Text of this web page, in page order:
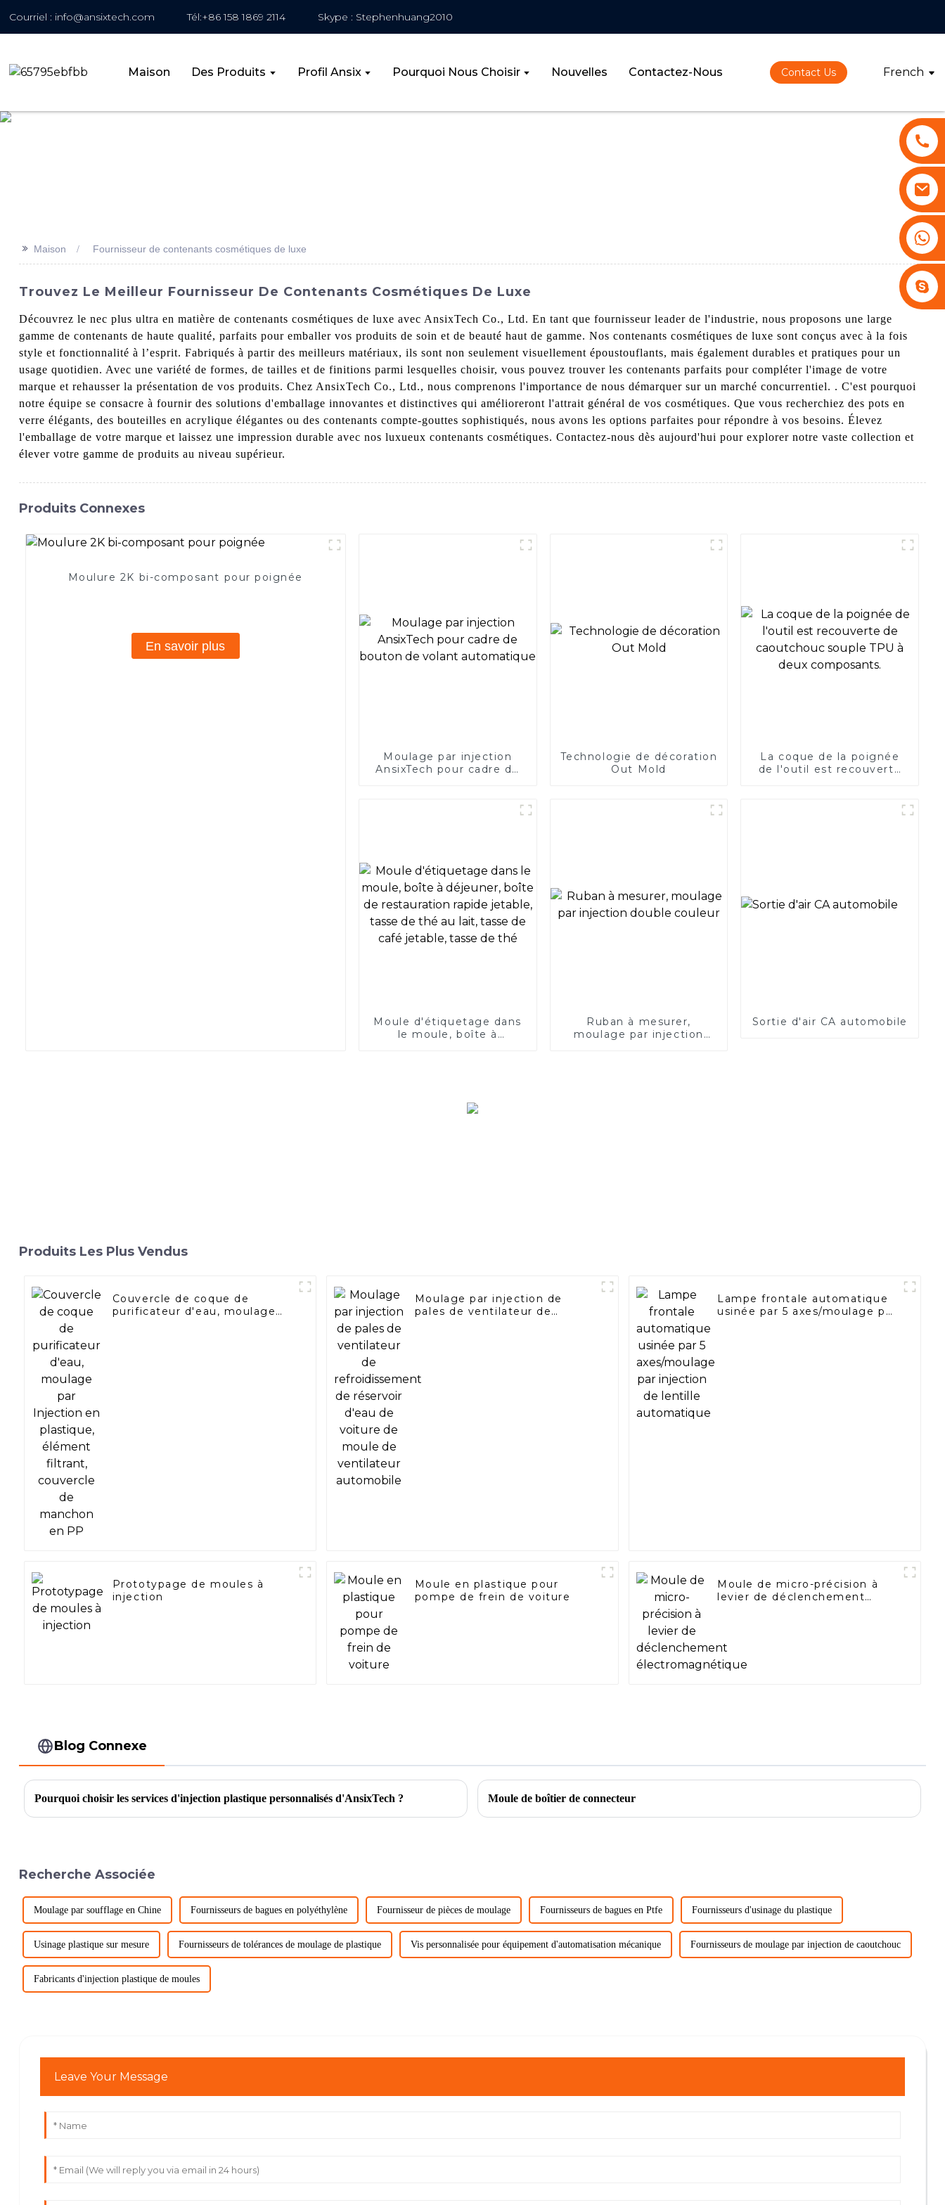
Courriel : info@ansixtech.com Tél:+86 158 1869 2114 Skype : Stephenhuang2010
Maison Des Produits Profil Ansix Pourquoi Nous Choisir Nouvelles Contactez-Nous Contact Us French
>> Maison Fournisseur de contenants cosmétiques de luxe
Trouvez Le Meilleur Fournisseur De Contenants Cosmétiques De Luxe
Découvrez le nec plus ultra en matière de contenants cosmétiques de luxe avec AnsixTech Co., Ltd. En tant que fournisseur leader de l'industrie, nous proposons une large
gamme de contenants de haute qualité, parfaits pour emballer vos produits de soin et de beauté haut de gamme. Nos contenants cosmétiques de luxe sont conçus avec à la fois
style et fonctionnalité à l’esprit. Fabriqués à partir des meilleurs matériaux, ils sont non seulement visuellement époustouflants, mais également durables et pratiques pour un
usage quotidien. Avec une variété de formes, de tailles et de finitions parmi lesquelles choisir, vous pouvez trouver les contenants parfaits pour compléter l'image de votre
marque et rehausser la présentation de vos produits. Chez AnsixTech Co., Ltd., nous comprenons l'importance de nous démarquer sur un marché concurrentiel. . C'est pourquoi
notre équipe se consacre à fournir des solutions d'emballage innovantes et distinctives qui amélioreront l'attrait général de vos cosmétiques. Que vous recherchiez des pots en
verre élégants, des bouteilles en acrylique élégantes ou des contenants compte-gouttes sophistiqués, nous avons les options parfaites pour répondre à vos besoins. Élevez
l'emballage de votre marque et laissez une impression durable avec nos luxueux contenants cosmétiques. Contactez-nous dès aujourd'hui pour explorer notre vaste collection et
élever votre gamme de produits au niveau supérieur.
Produits Connexes
Moulure 2K bi-composant pour poignée
En savoir plus
Moulage par injection
AnsixTech pour cadre de
Technologie de décoration
Out Mold
La coque de la poignée
de l'outil est recouverte
Moule d'étiquetage dans
le moule, boîte à
Ruban à mesurer,
moulage par injection
Sortie d'air CA automobile
Produits Les Plus Vendus
Couvercle de coque de
purificateur d'eau, moulage
Moulage par injection de
pales de ventilateur de
Lampe frontale automatique
usinée par 5 axes/moulage par
Prototypage de moules à
injection
Moule en plastique pour
pompe de frein de voiture
Moule de micro-précision à
levier de déclenchement
Blog Connexe
Pourquoi choisir les services d'injection plastique personnalisés d'AnsixTech ? Moule de boîtier de connecteur
Recherche Associée
Moulage par soufflage en Chine Fournisseurs de bagues en polyéthylène Fournisseur de pièces de moulage Fournisseurs de bagues en Ptfe Fournisseurs d'usinage du plastique
Usinage plastique sur mesure Fournisseurs de tolérances de moulage de plastique Vis personnalisée pour équipement d'automatisation mécanique Fournisseurs de moulage par injection de caoutchouc
Fabricants d'injection plastique de moules
Leave Your Message